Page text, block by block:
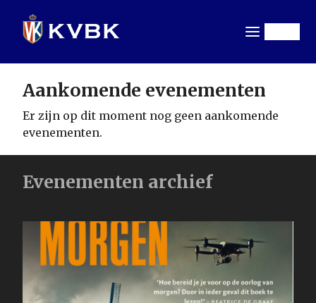
naar
gaanAankomende evenementen
Er zijn op dit moment nog geen aankomende
evenementen.
Evenementen archief